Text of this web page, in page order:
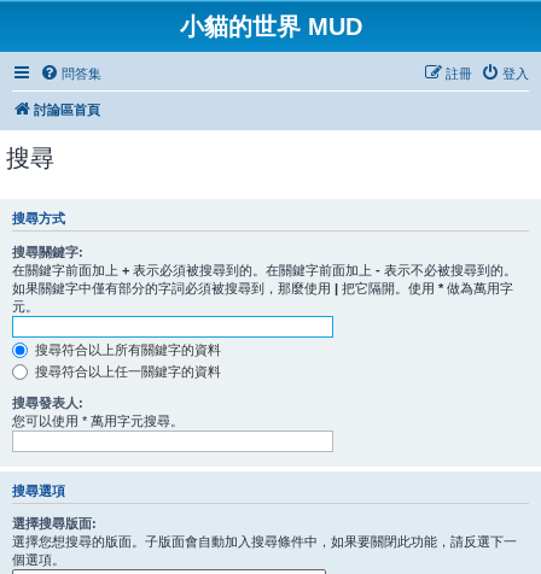
小貓的世界 MUD
問答集 登入
註冊
討論區首頁
搜尋
搜尋方式
搜尋關鍵字:
在關鍵字前面加上 + 表示必須被搜尋到的。在關鍵字前面加上 - 表示不必被搜尋到的。
如果關鍵字中僅有部分的字詞必須被搜尋到，那麼使用 | 把它隔開。使用 * 做為萬用字
元。
搜尋符合以上所有關鍵字的資料
搜尋符合以上任一關鍵字的資料
搜尋發表人:
您可以使用 * 萬用字元搜尋。
搜尋選項
選擇搜尋版面:
選擇您想搜尋的版面。子版面會自動加入搜尋條件中，如果要關閉此功能，請反選下一
個選項。